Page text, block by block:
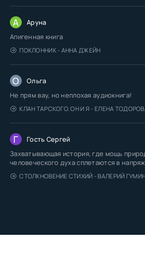
А Аруна
Апигенная книга
ПОКЛОННИК - АННА ДЖЕЙН
О Ольга
Не прям вау, но неплохая аудиокнига!
КЛАН ТАРСКОГО. ОН И Я - ЕЛЕНА
Г Гость Сергей
Захватывающая история, где мощь
человеческого духа сплетаются в
СТОЛКНОВЕНИЕ СТИХИЙ - ВАЛЕРИЙ